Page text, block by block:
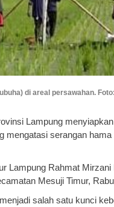
di areal persawahan.
Lampung
mengatasi serangan
Lampung Rahmat
Mesuji Timur,
salah satu kunci